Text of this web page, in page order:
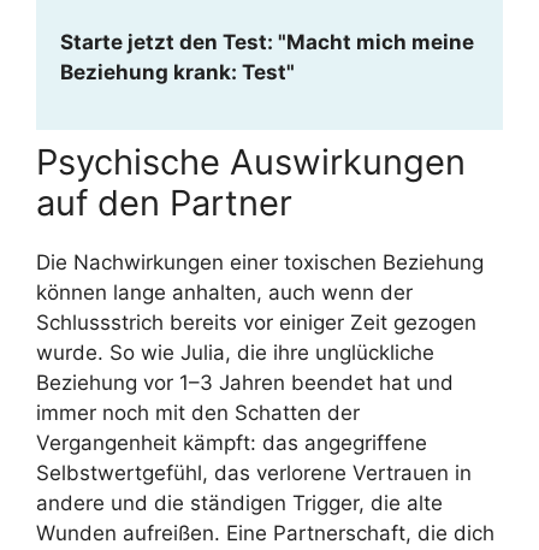
Starte jetzt den Test: "Macht mich meine
Beziehung krank: Test"
Psychische Auswirkungen
auf den Partner
Die Nachwirkungen einer toxischen Beziehung
können lange anhalten, auch wenn der
Schlussstrich bereits vor einiger Zeit gezogen
wurde. So wie Julia, die ihre unglückliche
Beziehung vor 1–3 Jahren beendet hat und
immer noch mit den Schatten der
Vergangenheit kämpft: das angegriffene
Selbstwertgefühl, das verlorene Vertrauen in
andere und die ständigen Trigger, die alte
Wunden aufreißen. Eine Partnerschaft, die dich